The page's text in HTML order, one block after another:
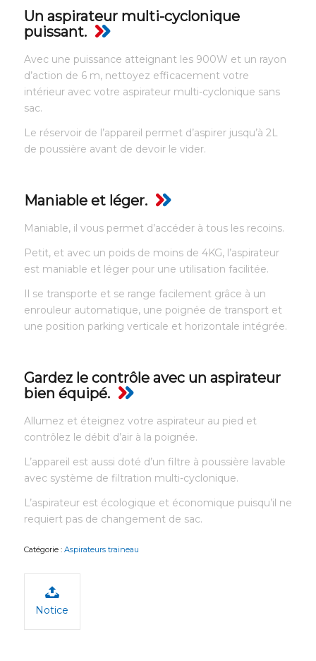
Un aspirateur multi-cyclonique
puissant.
Avec une puissance atteignant les 900W et un rayon
d’action de 6 m, nettoyez efficacement votre
intérieur avec votre aspirateur multi-cyclonique sans
sac.
Le réservoir de l’appareil permet d’aspirer jusqu’à 2L
de poussière avant de devoir le vider.
Maniable et léger.
Maniable, il vous permet d’accéder à tous les recoins.
Petit, et avec un poids de moins de 4KG, l’aspirateur
est maniable et léger pour une utilisation facilitée.
Il se transporte et se range facilement grâce à un
enrouleur automatique, une poignée de transport et
une position parking verticale et horizontale intégrée.
Gardez le contrôle avec un aspirateur
bien équipé.
Allumez et éteignez votre aspirateur au pied et
contrôlez le débit d’air à la poignée.
L’appareil est aussi doté d’un filtre à poussière lavable
avec système de filtration multi-cyclonique.
L’aspirateur est écologique et économique puisqu’il ne
requiert pas de changement de sac.
Catégorie : Aspirateurs traineau
Notice